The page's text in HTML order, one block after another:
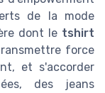
de la mode
dont le tshirt
force
et s'accorder
des jeans